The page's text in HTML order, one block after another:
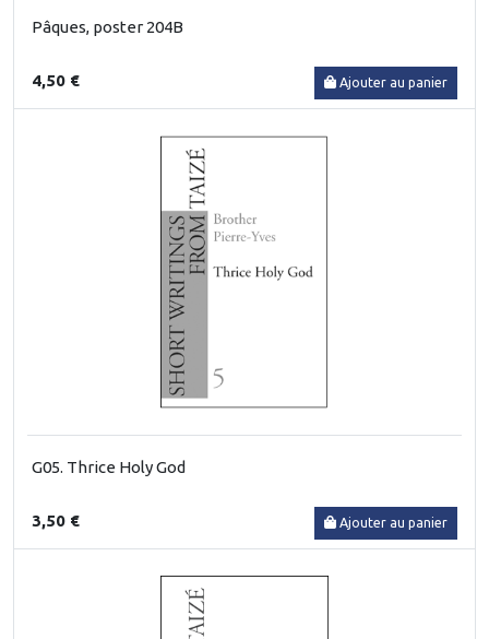
Pâques, poster 204B
4,50 € Ajouter au panier
G05. Thrice Holy God
3,50 € Ajouter au panier